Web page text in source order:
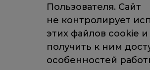
Пользователя. Сайт
не контролирует
этих файлов cookie
получить к ним
особенностей